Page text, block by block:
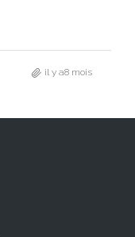
il y a8 mois